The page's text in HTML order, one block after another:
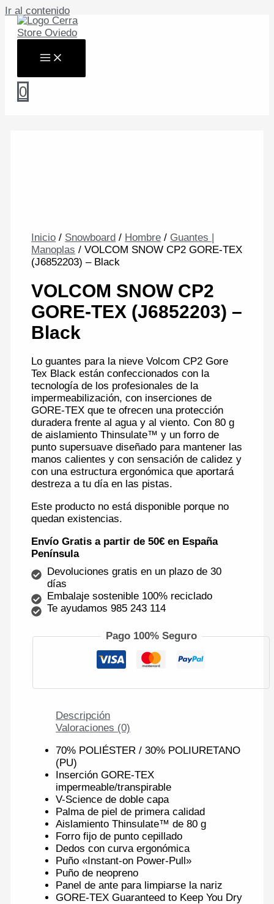
Ir al contenido
0
Inicio / Snowboard / Hombre / Guantes |
Manoplas / VOLCOM SNOW CP2 GORE-TEX
(J6852203) – Black
VOLCOM SNOW CP2
GORE-TEX (J6852203) –
Black
Lo guantes para la nieve Volcom CP2 Gore
Tex Black están confeccionados con la
tecnología de los profesionales de la
impermeabilización, con inserciones de
GORE-TEX que te ofrecen una protección
duradera frente al agua y al viento. Con 80 g
de aislamiento Thinsulate™ y un forro de
punto supersuave diseñado para mantener las
manos calientes y con sensación de calidez y
con una estructura ergonómica que aportará
destreza a tu día en las pistas.
Este producto no está disponible porque no
quedan existencias.
Envío Gratis a partir de 50€ en España
Península
Devoluciones gratis en un plazo de 30
días
Embalaje sostenible 100% reciclado
Te ayudamos 985 243 114
Pago 100% Seguro
Descripción
Valoraciones (0)
70% POLIÉSTER / 30% POLIURETANO
(PU)
Inserción GORE-TEX
impermeable/transpirable
V-Science de doble capa
Palma de piel de primera calidad
Aislamiento Thinsulate™ de 80 g
Forro fijo de punto cepillado
Dedos con curva ergonómica
Puño «Instant-on Power-Pull»
Puño de neopreno
Panel de ante para limpiarse la nariz
GORE-TEX Guaranteed to Keep You Dry